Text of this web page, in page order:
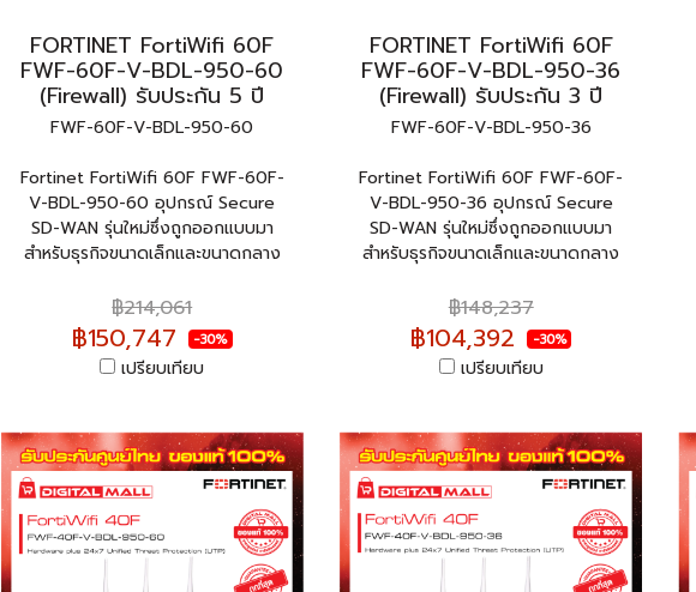
FORTINET FortiWifi 60F
FWF-60F-V-BDL-950-60
(Firewall) รับประกัน 5 ปี
FWF-60F-V-BDL-950-60
Fortinet FortiWifi 60F FWF-60F-
V-BDL-950-60 อุปกรณ์ Secure
SD-WAN รุ่นใหม่ซึ่งถูกออกแบบมา
สำหรับธุรกิจขนาดเล็กและขนาดกลาง
฿214,061
฿150,747 -30%
เปรียบเทียบ
FORTINET FortiWifi 60F
FWF-60F-V-BDL-950-36
(Firewall) รับประกัน 3 ปี
FWF-60F-V-BDL-950-36
Fortinet FortiWifi 60F FWF-60F-
V-BDL-950-36 อุปกรณ์ Secure
SD-WAN รุ่นใหม่ซึ่งถูกออกแบบมา
สำหรับธุรกิจขนาดเล็กและขนาดกลาง
฿148,237
฿104,392 -30%
เปรียบเทียบ